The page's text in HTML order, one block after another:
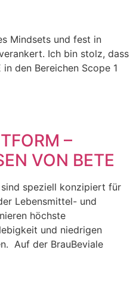
Mindsets und fest in
Ich bin stolz, dass
den Bereichen Scope 1
–
VON BETE
sind speziell konzipiert für
Lebensmittel- und
höchste
und niedrigen
Auf der BrauBeviale